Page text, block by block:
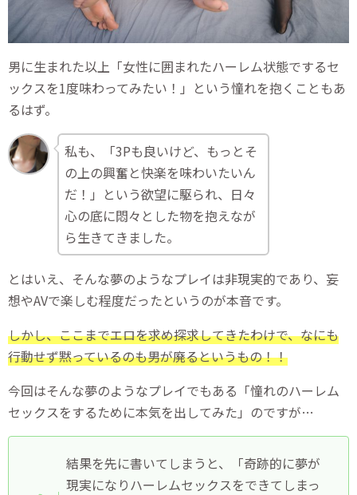
男に生まれた以上「女性に囲まれたハーレム状態でするセ
ックスを1度味わってみたい！」という憧れを抱くこともあ
るはず。
私も、「3Pも良いけど、もっとそ
の上の興奮と快楽を味わいたいん
だ！」という欲望に駆られ、日々
心の底に悶々とした物を抱えなが
ら生きてきました。
とはいえ、そんな夢のようなプレイは非現実的であり、妄
想やAVで楽しむ程度だったというのが本音です。
しかし、ここまでエロを求め探求してきたわけで、なにも
行動せず黙っているのも男が廃るというもの！！
今回はそんな夢のようなプレイでもある「憧れのハーレム
セックスをするために本気を出してみた」のですが…
結果を先に書いてしまうと、「奇跡的に夢が
現実になりハーレムセックスをできてしまっ